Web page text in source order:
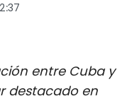
AMBIENTE
entre Cuba y
destacado en